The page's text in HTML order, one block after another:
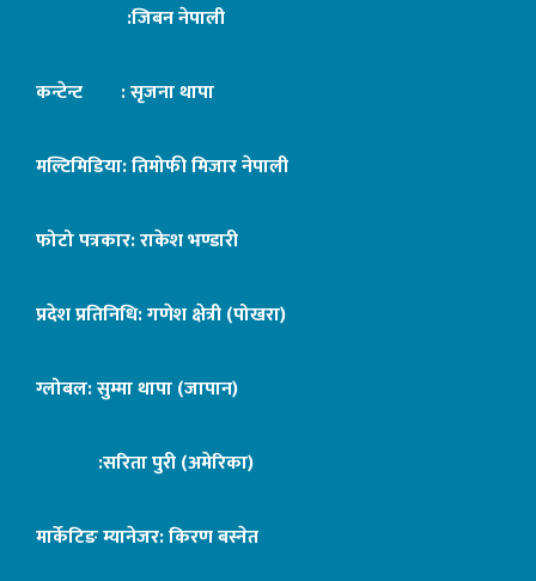
:जिबन नेपाली
कन्टेन्ट : सृजना थापा
मल्टिमिडिया: तिमोफी मिजार नेपाली
फोटो पत्रकार: राकेश भण्डारी
प्रदेश प्रतिनिधि: गणेश क्षेत्री (पोखरा)
ग्लोबल: सुम्मा थापा (जापान)
:सरिता पुरी (अमेरिका)
मार्केटिङ म्यानेजर: किरण बस्नेत